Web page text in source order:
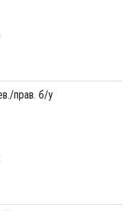
прав. б/у